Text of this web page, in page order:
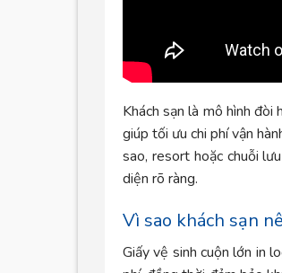
Khách sạn là mô hình đòi
giúp tối ưu chi phí vận
sao, resort hoặc chuỗi
diện rõ ràng.
Vì sao khách sạn
Giấy vệ sinh cuộn lớn in